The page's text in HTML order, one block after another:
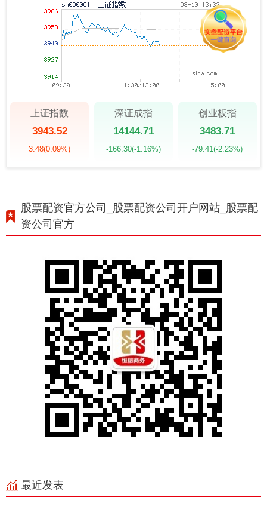
上证指数
3943.52
3.48(0.09%)
深证成指
14144.71
-166.30(-1.16%)
创业板指
3483.71
-79.41(-2.23%)
股票配资官方公司_股票配资公司开户网站_股票配
资公司官方
最近发表